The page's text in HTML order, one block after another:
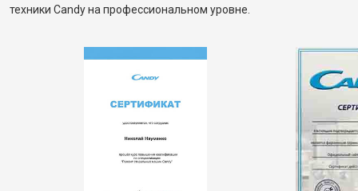
техники Candy на профессиональном уровне.